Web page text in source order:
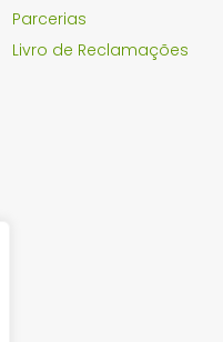
Parcerias
Livro de Reclamações